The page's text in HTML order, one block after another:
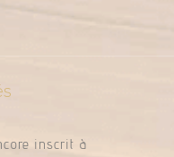
inscrit à